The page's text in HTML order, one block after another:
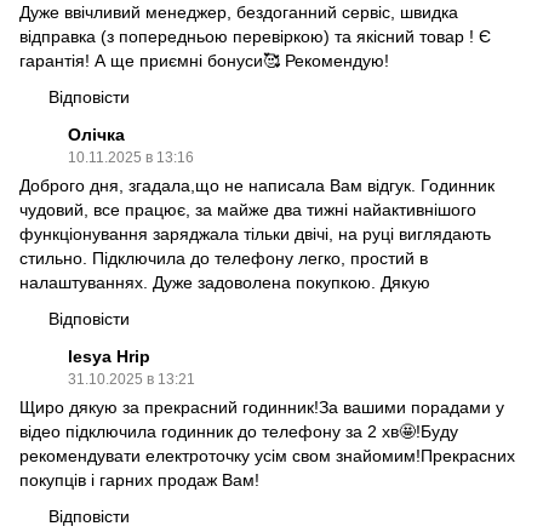
Дуже ввічливий менеджер, бездоганний сервіс, швидка
відправка (з попередньою перевіркою) та якісний товар ! Є
гарантія! А ще приємні бонуси🥰 Рекомендую!
Відповісти
Олічка
10.11.2025 в 13:16
Доброго дня, згадала,що не написала Вам відгук. Годинник
чудовий, все працює, за майже два тижні найактивнішого
функціонування заряджала тільки двічі, на руці виглядають
стильно. Підключила до телефону легко, простий в
налаштуваннях. Дуже задоволена покупкою. Дякую
Відповісти
lesya Hrip
31.10.2025 в 13:21
Щиро дякую за прекрасний годинник!За вашими порадами у
відео підключила годинник до телефону за 2 хв🤩!Буду
рекомендувати електроточку усім свом знайомим!Прекрасних
покупців і гарних продаж Вам!
Відповісти